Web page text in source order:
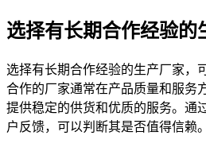
选择有长期合作经验的
选择有长期合作经验的生产厂家，
合作的厂家通常在产品质量和服务
提供稳定的供货和优质的服务。通
户反馈，可以判断其是否值得信赖。